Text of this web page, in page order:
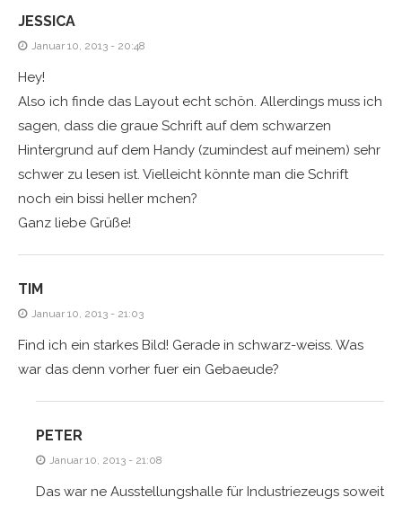
JESSICA
Januar 10, 2013 - 20:48
Hey!
Also ich finde das Layout echt schön. Allerdings muss ich
sagen, dass die graue Schrift auf dem schwarzen
Hintergrund auf dem Handy (zumindest auf meinem) sehr
schwer zu lesen ist. Vielleicht könnte man die Schrift
noch ein bissi heller mchen?
Ganz liebe Grüße!
TIM
Januar 10, 2013 - 21:03
Find ich ein starkes Bild! Gerade in schwarz-weiss. Was
war das denn vorher fuer ein Gebaeude?
PETER
Januar 10, 2013 - 21:08
Das war ne Ausstellungshalle für Industriezeugs soweit